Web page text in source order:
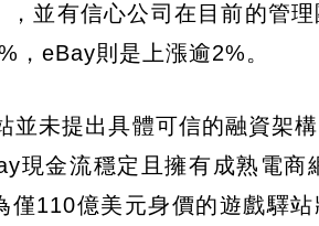
，並有信心公司在目前的管
，eBay則是上漲逾2%。
並未提出具體可信的融資架
現金流穩定且擁有成熟電商
僅110億美元身價的遊戲驛